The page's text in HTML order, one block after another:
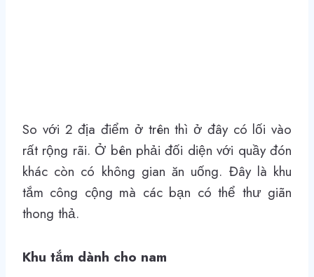
So với 2 địa điểm ở trên thì ở đây có lối vào
rất rộng rãi. Ở bên phải đối diện với quầy đón
khác còn có không gian ăn uống. Đây là khu
tắm công cộng mà các bạn có thể thư giãn
thong thả.
Khu tắm dành cho nam